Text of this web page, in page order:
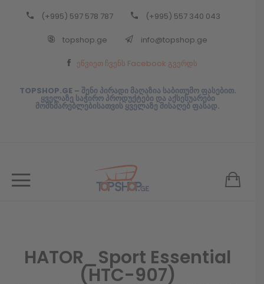
(+995) 597 578 787 (+995) 557 340 043
topshop.ge info@topshop.ge
ეწვიეთ ჩვენს Facebook გვერდს
TOPSHOP.GE – შენი პირადი მაღაზია საბითუმო ფასებით.
ყველაზე საჭირო პროდუქტები და აქსესუარები
მომხმარებლებისათვის ყველაზე მისაღებ ფასად.
HATOR_Sport Essential
(HTC-907)
Back